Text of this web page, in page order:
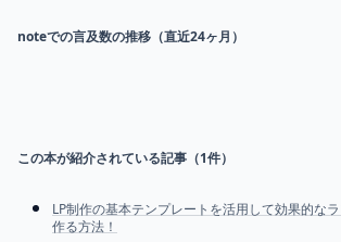
noteでの言及数の推移（直近24ヶ月）
この本が紹介されている記事（1件）
LP制作の基本テンプレートを活用して効果的な
作る方法！